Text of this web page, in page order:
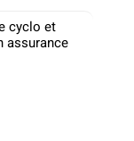
cyclo et
assurance